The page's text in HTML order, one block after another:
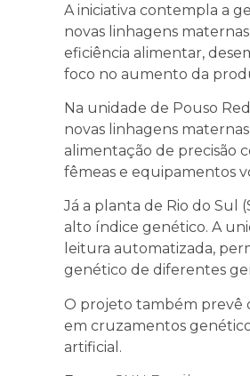
A iniciativa contempla a
novas linhagens
eficiência alimentar,
foco no aumento da
Na unidade de Pouso
novas linhagens
alimentação de precisão
fêmeas e equipamentos
Já a planta de Rio do Sul
alto índice genético. A
leitura automatizada,
genético de diferentes
O projeto também prevê
em cruzamentos
artificial.